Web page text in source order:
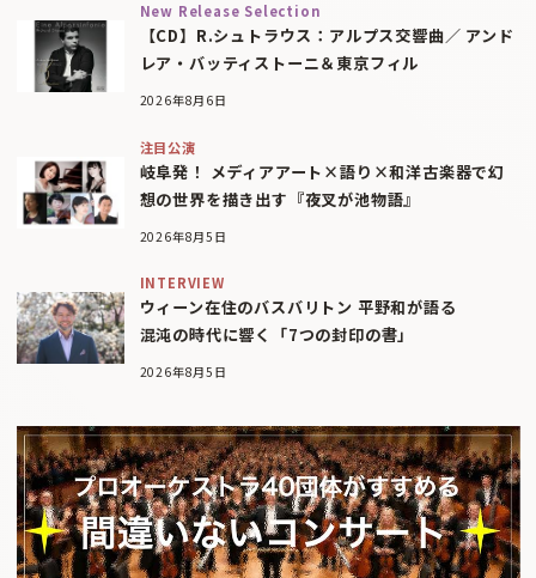
New Release Selection
【CD】R.シュトラウス：アルプス交響曲／ アンド
レア・バッティストーニ＆東京フィル
2026年8月6日
注目公演
岐阜発！ メディアアート×語り×和洋古楽器で幻
想の世界を描き出す『夜叉が池物語』
2026年8月5日
INTERVIEW
ウィーン在住のバスバリトン 平野和が語る
混沌の時代に響く「7つの封印の書」
2026年8月5日